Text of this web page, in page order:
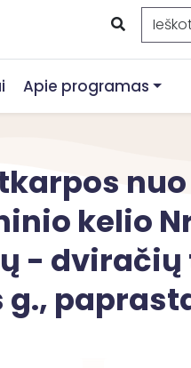
Apie programas
nuo
kelio
- dviračių
g.,